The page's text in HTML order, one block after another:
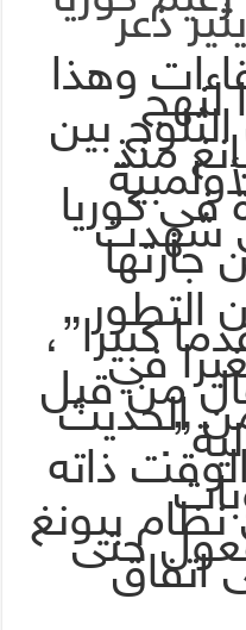
ذعر
وهذالنهج بينمنذ
في كوريا
شهدت
جارتها
التطور
كبيرا”،
في
من قبل
الحديث
ذاته
بيونغ
حتىاتفاق